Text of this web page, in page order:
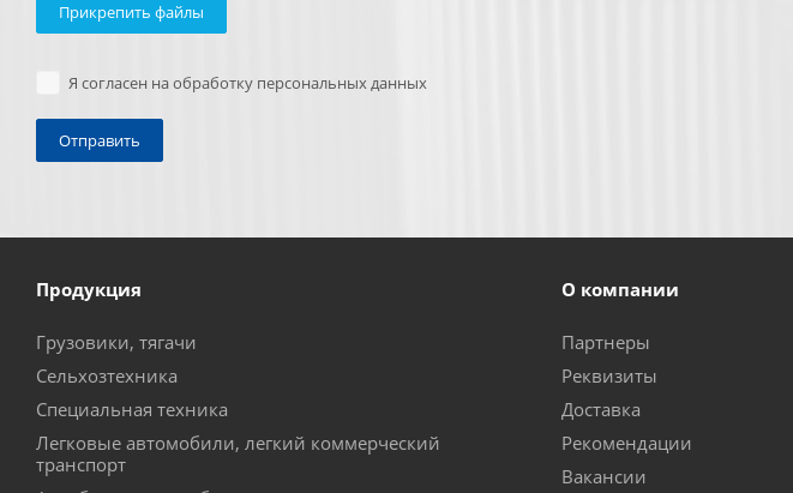
Прикрепить файлы
Я согласен на обработку персональных данных
Продукция
Грузовики, тягачи
Сельхозтехника
Специальная техника
Легковые автомобили, легкий коммерческий
транспорт
О компании
Партнеры
Реквизиты
Доставка
Рекомендации
Вакансии